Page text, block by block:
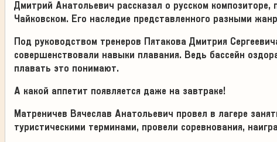
Дмитрий Анатольевич рассказал о русском
Чайковском. Его наследие представленного разными
Под руководством тренеров Пятакова Дмитрия
совершенствовали навыки плавания. Ведь бассейн
плавать это понимают.
А какой аппетит появляется даже на завтраке!
Матреничев Вячеслав Анатольевич провел в лагере
туристическими терминами, провели соревнования,